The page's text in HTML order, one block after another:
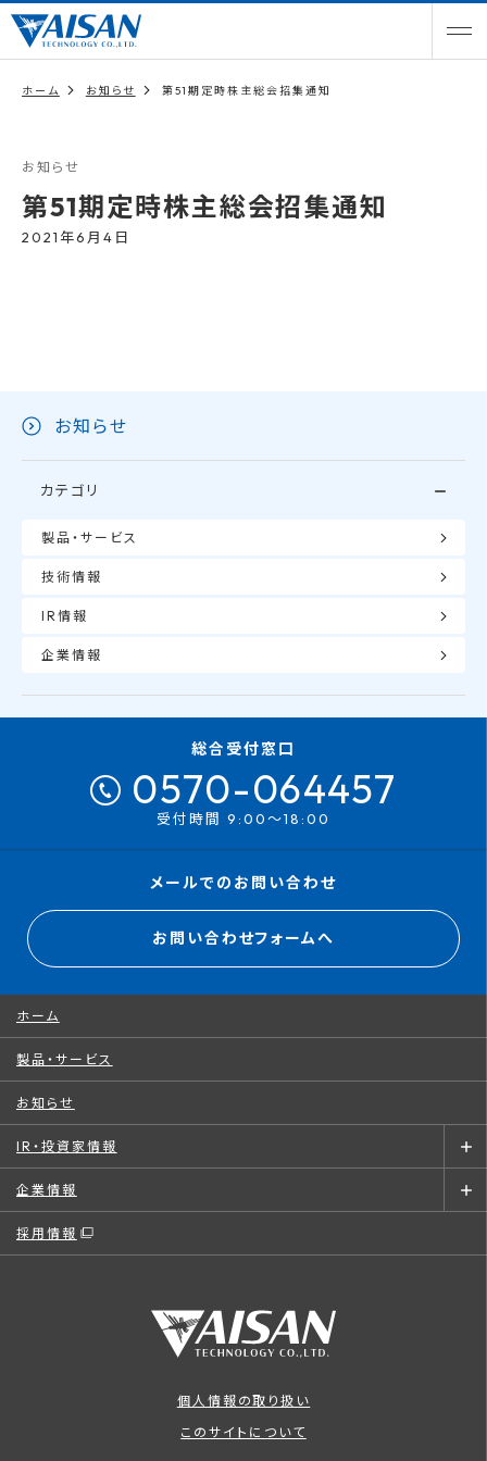
ホーム お知らせ 第51期定時株主総会招集通知
お知らせ
第51期定時株主総会招集通知
2021年6月4日
お知らせ
カテゴリ
製品・サービス
技術情報
IR情報
企業情報
総合受付窓口
0570-064457
受付時間 9:00～18:00
メールでのお問い合わせ
お問い合わせフォームへ
ホーム
製品・サービス
お知らせ
IR・投資家情報
企業情報
採用情報
個人情報の取り扱い
このサイトについて